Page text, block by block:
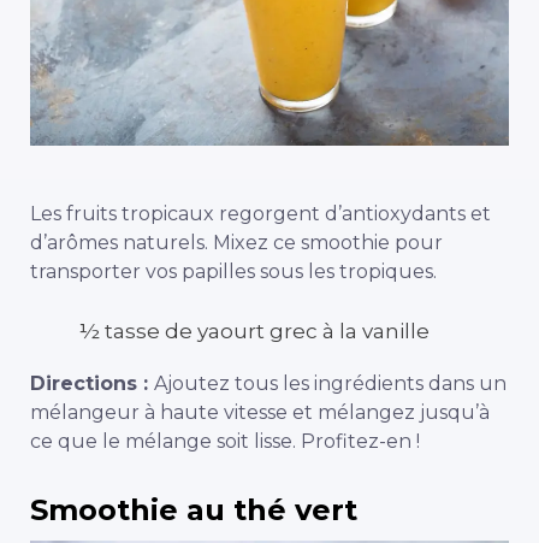
Les fruits tropicaux regorgent d’antioxydants et
d’arômes naturels. Mixez ce smoothie pour
transporter vos papilles sous les tropiques.
½ tasse de yaourt grec à la vanille
Directions : Ajoutez tous les ingrédients dans un
mélangeur à haute vitesse et mélangez jusqu’à
ce que le mélange soit lisse. Profitez-en !
Smoothie au thé vert